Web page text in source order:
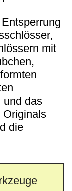
mit
und das
Originals
die